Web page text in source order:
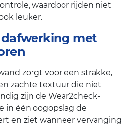
waardoor rijden niet
leuker.
met
zorgt voor een strakke,
zachte textuur die niet
zijn de Wear2check-
in één oogopslag de
en ziet wanneer vervanging